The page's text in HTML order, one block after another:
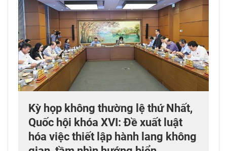
Kỳ họp không thường lệ thứ Nhất,
Quốc hội khóa XVI: Đề xuất luật
hóa việc thiết lập hành lang không